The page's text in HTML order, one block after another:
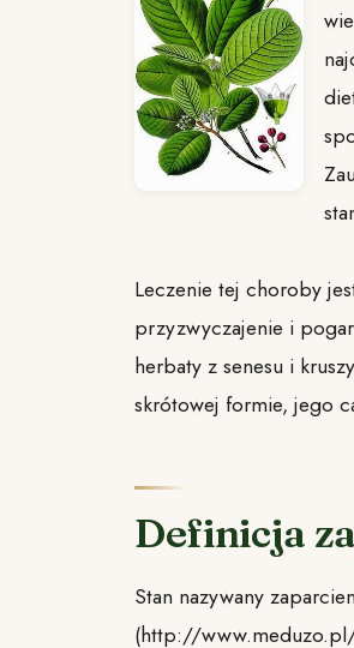
Leczenie tej choroby
przyzwyczajenie i
herbaty z senesu i
skrótowej formie, jego
Definicja
Stan nazywany
(http://